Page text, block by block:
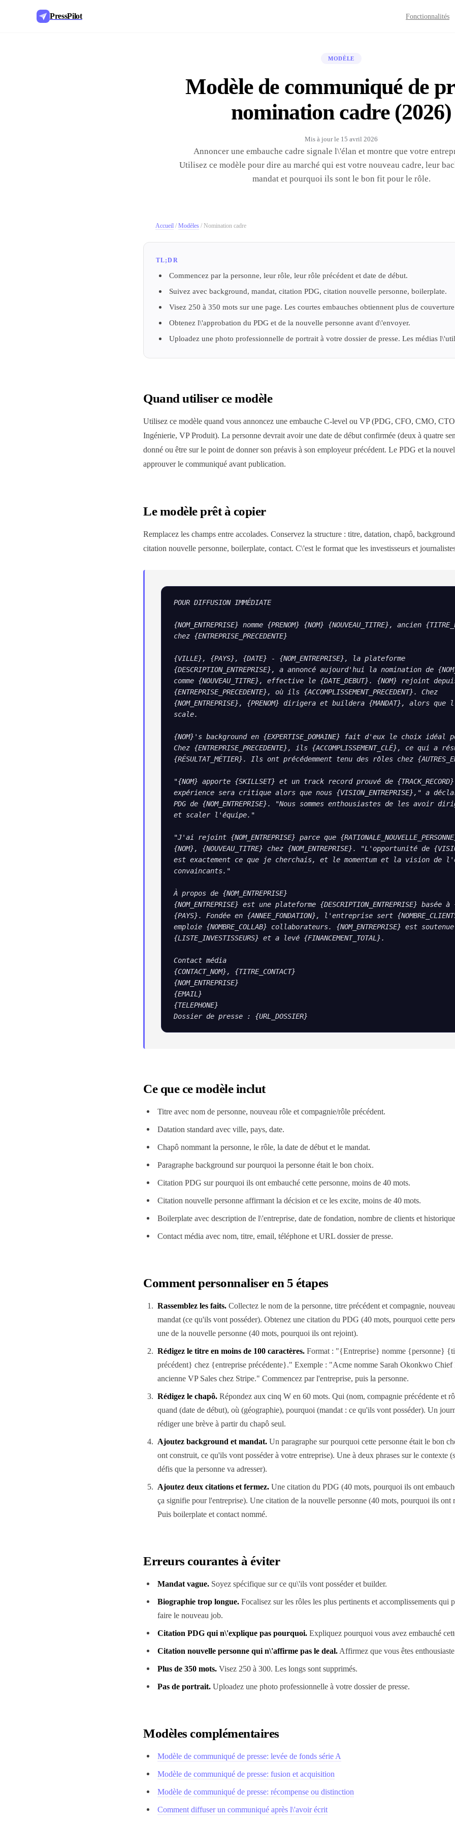
PressPilot Fonctionnalités
MODÈLE
Modèle de communiqué de
nomination cadre (2026)
Mis à jour le 15 avril 2026
Annoncer une embauche cadre signale l\'élan et montre que votre
Utilisez ce modèle pour dire au marché qui est votre nouveau cadre, leur
mandat et pourquoi ils sont le bon fit pour le rôle.
Accueil / Modèles / Nomination cadre
TL;DR
Commencez par la personne, leur rôle, leur rôle précédent et date de début.
Suivez avec background, mandat, citation PDG, citation nouvelle personne, boilerplate.
Visez 250 à 350 mots sur une page. Les courtes embauches obtiennent plus de
Obtenez l\'approbation du PDG et de la nouvelle personne avant d\'envoyer.
Uploadez une photo professionnelle de portrait à votre dossier de presse. Les médias
Quand utiliser ce modèle
Utilisez ce modèle quand vous annoncez une embauche C-level ou VP (PDG, CFO, CMO,
Ingénierie, VP Produit). La personne devrait avoir une date de début confirmée (deux à quatre
donné ou être sur le point de donner son préavis à son employeur précédent. Le PDG et la
approuver le communiqué avant publication.
Le modèle prêt à copier
Remplacez les champs entre accolades. Conservez la structure : titre, datation, chapô,
citation nouvelle personne, boilerplate, contact. C\'est le format que les investisseurs et
POUR DIFFUSION IMMÉDIATE
{NOM_ENTREPRISE} nomme {PRENOM} {NOM} {NOUVEAU_TITRE}, ancien
chez {ENTREPRISE_PRECEDENTE}
{VILLE}, {PAYS}, {DATE} - {NOM_ENTREPRISE}, la plateforme
{DESCRIPTION_ENTREPRISE}, a annoncé aujourd'hui la nomination de
comme {NOUVEAU_TITRE}, effective le {DATE_DEBUT}. {NOM} rejoint
{ENTREPRISE_PRECEDENTE}, où ils {ACCOMPLISSEMENT_PRECEDENT}. Chez
{NOM_ENTREPRISE}, {PRENOM} dirigera et buildera {MANDAT}, alors
scale.
{NOM}'s background en {EXPERTISE_DOMAINE} fait d'eux le choix
Chez {ENTREPRISE_PRECEDENTE}, ils {ACCOMPLISSEMENT_CLÉ}, ce qui a
{RÉSULTAT_MÉTIER}. Ils ont précédemment tenu des rôles chez
"{NOM} apporte {SKILLSET} et un track record prouvé de
expérience sera critique alors que nous {VISION_ENTREPRISE}," a
PDG de {NOM_ENTREPRISE}. "Nous sommes enthousiastes de les avoir
et scaler l'équipe."
"J'ai rejoint {NOM_ENTREPRISE} parce que
{NOM}, {NOUVEAU_TITRE} chez {NOM_ENTREPRISE}. "L'opportunité de
est exactement ce que je cherchais, et le momentum et la vision de
convaincants."
À propos de {NOM_ENTREPRISE}
{NOM_ENTREPRISE} est une plateforme {DESCRIPTION_ENTREPRISE} basée
{PAYS}. Fondée en {ANNEE_FONDATION}, l'entreprise sert
emploie {NOMBRE_COLLAB} collaborateurs. {NOM_ENTREPRISE} est
{LISTE_INVESTISSEURS} et a levé {FINANCEMENT_TOTAL}.
Contact média
{CONTACT_NOM}, {TITRE_CONTACT}
{NOM_ENTREPRISE}
{EMAIL}
{TELEPHONE}
Dossier de presse : {URL_DOSSIER}
Ce que ce modèle inclut
Titre avec nom de personne, nouveau rôle et compagnie/rôle précédent.
Datation standard avec ville, pays, date.
Chapô nommant la personne, le rôle, la date de début et le mandat.
Paragraphe background sur pourquoi la personne était le bon choix.
Citation PDG sur pourquoi ils ont embauché cette personne, moins de 40 mots.
Citation nouvelle personne affirmant la décision et ce les excite, moins de 40 mots.
Boilerplate avec description de l\'entreprise, date de fondation, nombre de clients et
Contact média avec nom, titre, email, téléphone et URL dossier de presse.
Comment personnaliser en 5 étapes
Rassemblez les faits. Collectez le nom de la personne, titre précédent et compagnie,
mandat (ce qu'ils vont posséder). Obtenez une citation du PDG (40 mots, pourquoi cette
une de la nouvelle personne (40 mots, pourquoi ils ont rejoint).
Rédigez le titre en moins de 100 caractères. Format : "{Entreprise} nomme {personne}
précédent} chez {entreprise précédente}." Exemple : "Acme nomme Sarah Okonkwo Chief
ancienne VP Sales chez Stripe." Commencez par l'entreprise, puis la personne.
Rédigez le chapô. Répondez aux cinq W en 60 mots. Qui (nom, compagnie précédente et
quand (date de début), où (géographie), pourquoi (mandat : ce qu'ils vont posséder). Un
rédiger une brève à partir du chapô seul.
Ajoutez background et mandat. Un paragraphe sur pourquoi cette personne était le bon
ont construit, ce qu'ils vont posséder à votre entreprise). Une à deux phrases sur le contexte
défis que la personne va adresser).
Ajoutez deux citations et fermez. Une citation du PDG (40 mots, pourquoi ils ont
ça signifie pour l'entreprise). Une citation de la nouvelle personne (40 mots, pourquoi ils ont
Puis boilerplate et contact nommé.
Erreurs courantes à éviter
Mandat vague. Soyez spécifique sur ce qu\'ils vont posséder et builder.
Biographie trop longue. Focalisez sur les rôles les plus pertinents et accomplissements qui
faire le nouveau job.
Citation PDG qui n\'explique pas pourquoi. Expliquez pourquoi vous avez embauché
Citation nouvelle personne qui n\'affirme pas le deal.Affirmez que vous êtes
Plus de 350 mots. Visez 250 à 300. Les longs sont supprimés.
Pas de portrait. Uploadez une photo professionnelle à votre dossier de presse.
Modèles complémentaires
Modèle de communiqué de presse: levée de fonds série A
Modèle de communiqué de presse: fusion et acquisition
Modèle de communiqué de presse: récompense ou distinction
Comment diffuser un communiqué après l\'avoir écrit